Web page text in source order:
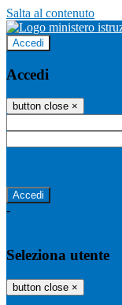
Salta al contenuto
Accedi
Accedi
button close ×
-
Seleziona utente
button close ×